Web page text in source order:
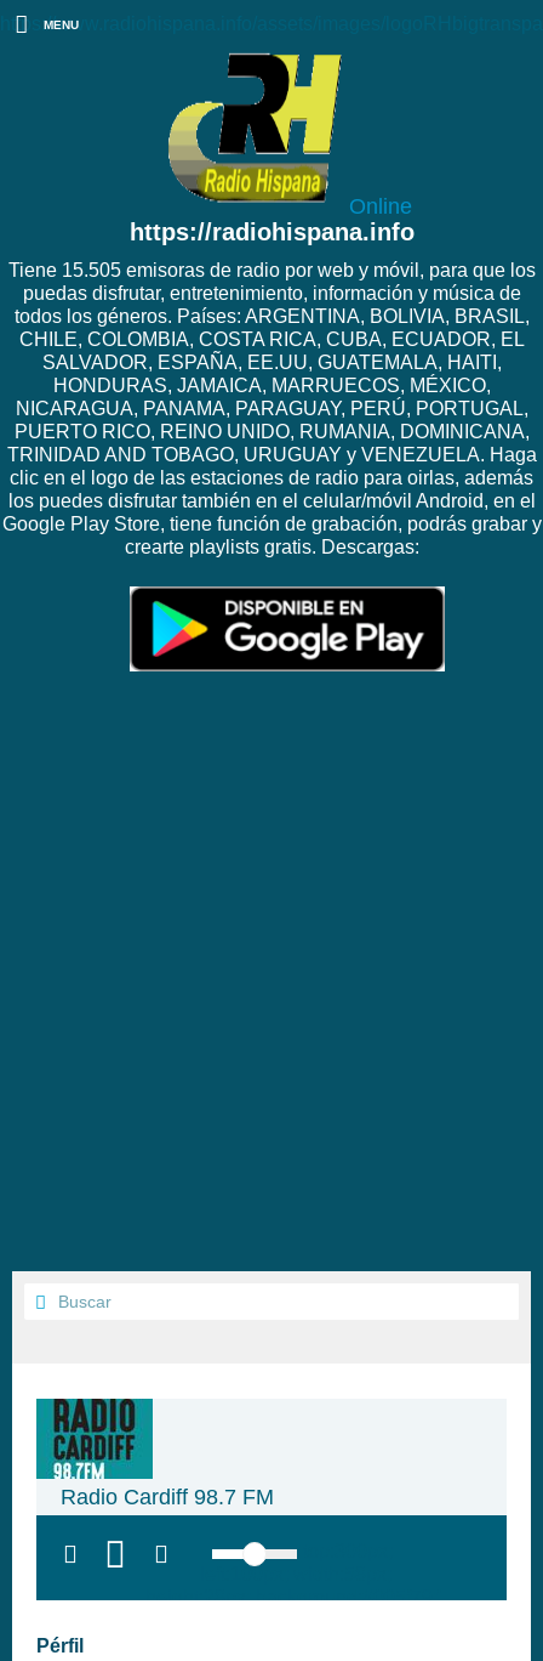
https://www.radiohispana.info/assets/images/
Online
https://radiohispana.info
Tiene 15.505 emisoras de radio por web y móvil, para que los
puedas disfrutar, entretenimiento, información y música de
todos los géneros. Países: ARGENTINA, BOLIVIA, BRASIL,
CHILE, COLOMBIA, COSTA RICA, CUBA, ECUADOR, EL
SALVADOR, ESPAÑA, EE.UU, GUATEMALA, HAITI,
HONDURAS, JAMAICA, MARRUECOS, MÉXICO,
NICARAGUA, PANAMA, PARAGUAY, PERÚ, PORTUGAL,
PUERTO RICO, REINO UNIDO, RUMANIA, DOMINICANA,
TRINIDAD AND TOBAGO, URUGUAY y VENEZUELA. Haga
clic en el logo de las estaciones de radio para oirlas, además
los puedes disfrutar también en el celular/móvil Android, en el
Google Play Store, tiene función de grabación, podrás grabar y
crearte playlists gratis. Descargas:
MENU
Radio Cardiff 98.7 FM
height:28px; background:#005f79;'
Pérfil